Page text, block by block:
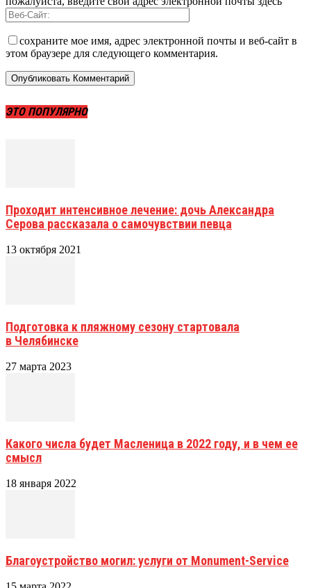
сохраните мое имя, адрес электронной почты и веб-сайт в
этом браузере для следующего комментария.
ЭТО ПОПУЛЯРНО
Проходит интенсивное лечение: дочь Александра
Серова рассказала о самочувствии певца
13 октября 2021
Подготовка к пляжному сезону стартовала
в Челябинске
27 марта 2023
Какого числа будет Масленица в 2022 году, и в чем ее
смысл
18 января 2022
Благоустройство могил: услуги от Monument-Service